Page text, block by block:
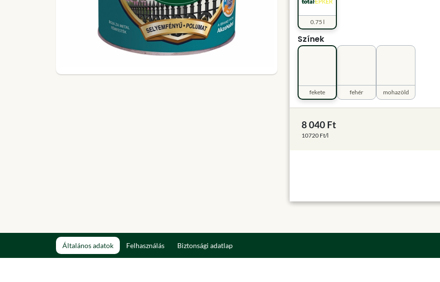
0.75 l
Színek
fehér
fekete mohazöld
8 040 Ft
10720 Ft/l
Általános adatok Felhasználás Biztonsági adatlap